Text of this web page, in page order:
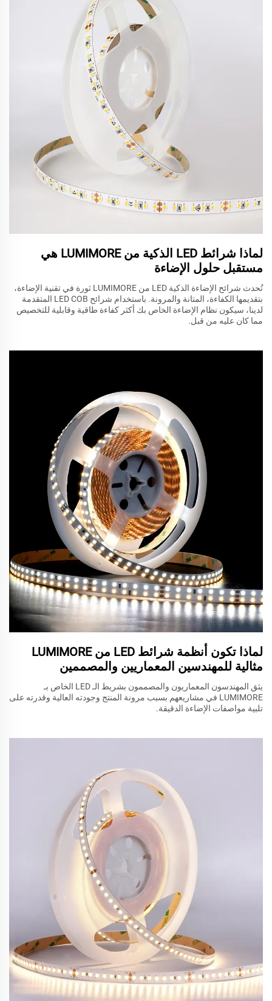
لماذا شرائط LED الذكية من LUMIMORE هي
مستقبل حلول الإضاءة
تُحدث شرائح الإضاءة الذكية LED من LUMIMORE ثورة في تقنية الإضاءة،
بتقديمها الكفاءة، المتانة والمرونة. باستخدام شرائح LED COB المتقدمة
لدينا، سيكون نظام الإضاءة الخاص بك أكثر كفاءة طاقية وقابلية للتخصيص
مما كان عليه من قبل.
لماذا تكون أنظمة شرائط LED من LUMIMORE
مثالية للمهندسين المعماريين والمصممين
يثق المهندسون المعماريون والمصممون بشريط الـ LED الخاص بـ
LUMIMORE في مشاريعهم بسبب مرونة المنتج وجودته العالية وقدرته على
تلبية مواصفات الإضاءة الدقيقة.